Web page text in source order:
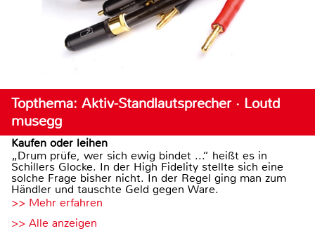
Topthema: Aktiv-Standlautsprecher · Loutd
musegg
Kaufen oder leihen
„Drum prüfe, wer sich ewig bindet ...“ heißt es in
Schillers Glocke. In der High Fidelity stellte sich eine
solche Frage bisher nicht. In der Regel ging man zum
Händler und tauschte Geld gegen Ware.
>> Mehr erfahren
>> Alle anzeigen